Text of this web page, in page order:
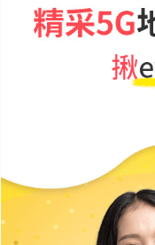
申請查詢
我的帳號